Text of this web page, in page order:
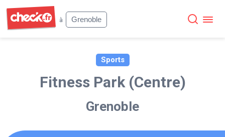
à
Grenoble
Sports
Fitness Park (Centre)
Grenoble